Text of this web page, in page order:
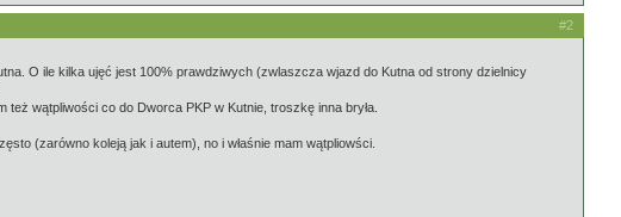
#2
O ile kilka ujęć jest 100% prawdziwych (zwlaszcza wjazd do Kutna od strony dzielnicy
wątpliwości co do Dworca PKP w Kutnie, troszkę inna bryła.
(zarówno koleją jak i autem), no i właśnie mam wątpliowści.